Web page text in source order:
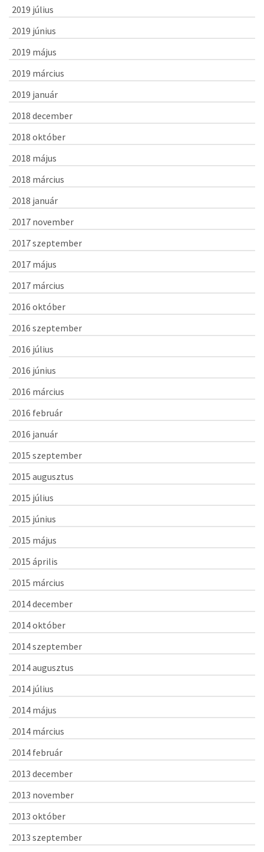
2019 július
2019 június
2019 május
2019 március
2019 január
2018 december
2018 október
2018 május
2018 március
2018 január
2017 november
2017 szeptember
2017 május
2017 március
2016 október
2016 szeptember
2016 július
2016 június
2016 március
2016 február
2016 január
2015 szeptember
2015 augusztus
2015 július
2015 június
2015 május
2015 április
2015 március
2014 december
2014 október
2014 szeptember
2014 augusztus
2014 július
2014 május
2014 március
2014 február
2013 december
2013 november
2013 október
2013 szeptember